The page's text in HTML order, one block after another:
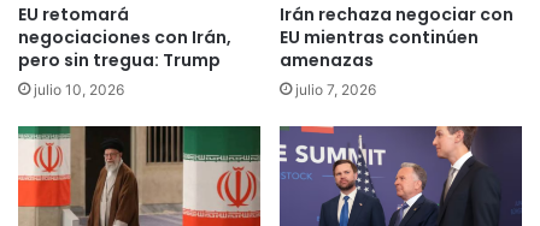
EU retomará
negociaciones con Irán,
pero sin tregua: Trump
julio 10, 2026
Irán rechaza negociar con
EU mientras continúen
amenazas
julio 7, 2026